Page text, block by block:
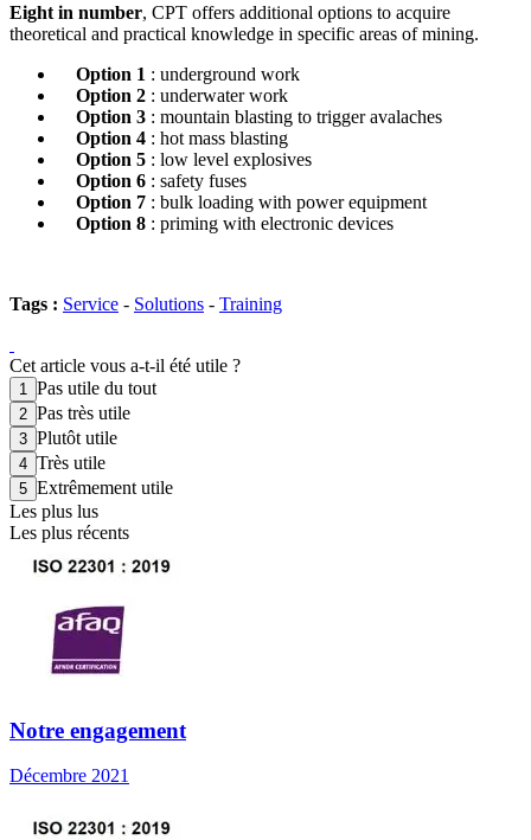
Eight in number, CPT offers additional options to acquire
theoretical and practical knowledge in specific areas of mining.
Option 1 : underground work
Option 2 : underwater work
Option 3 : mountain blasting to trigger avalaches
Option 4 : hot mass blasting
Option 5 : low level explosives
Option 6 : safety fuses
Option 7 : bulk loading with power equipment
Option 8 : priming with electronic devices
Tags : Service - Solutions - Training
Cet article vous a-t-il été utile ?
Pas utile du tout
Pas très utile
Plutôt utile
Très utile
Extrêmement utile
Les plus lus
Les plus récents
Notre engagement
Décembre 2021